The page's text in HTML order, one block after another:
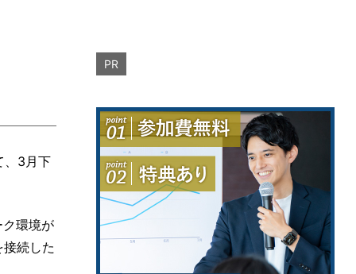
、3月下
環境が
続した
PR